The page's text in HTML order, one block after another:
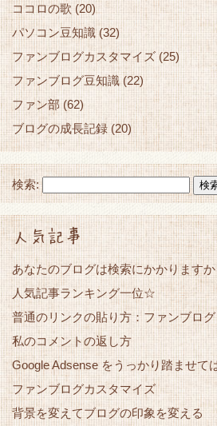
ココロの歌 (20)
パソコン豆知識(32)
ファンブログカスタマイズ (25)
ファンブログ豆知識(22)
ファン部 (62)
ブログの成長記録 (20)
検索:
人気記事
あなたのブログは検索にかかりますか
人気記事ランキング一位☆
普通のリンクの貼り方：ファンブログ
私のコメントの返し方
Google Adsense をうっかり踏ませて
ファンブログカスタマイズ
背景を変えてブログの印象を変える